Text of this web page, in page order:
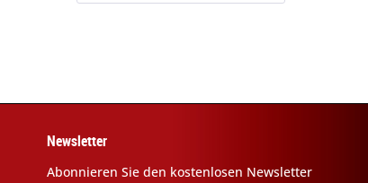
Newsletter
Abonnieren Sie den kostenlosen Newsletter